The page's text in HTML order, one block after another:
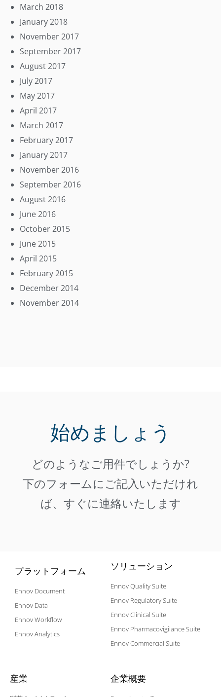
March 2018
January 2018
November 2017
September 2017
August 2017
July 2017
May 2017
April 2017
March 2017
February 2017
January 2017
November 2016
September 2016
August 2016
June 2016
October 2015
June 2015
April 2015
February 2015
December 2014
November 2014
始めましょう
どのようなご用件でしょうか?
下のフォームにご記入いただけれ
ば、すぐに連絡いたします
プラットフォーム
Ennov Document
Ennov Data
Ennov Workflow
Ennov Analytics
ソリューション
Ennov Quality Suite
Ennov Regulatory Suite
Ennov Clinical Suite
Ennov Pharmacovigilance Suite
Ennov Commercial Suite
産業 企業概要